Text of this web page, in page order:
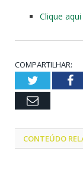
Clique
COMPARTILHAR:
Twitter
Email
CONTEÚDO